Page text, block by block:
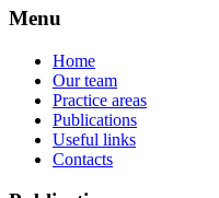
Menu
Home
Our team
Practice areas
Publications
Useful links
Contacts